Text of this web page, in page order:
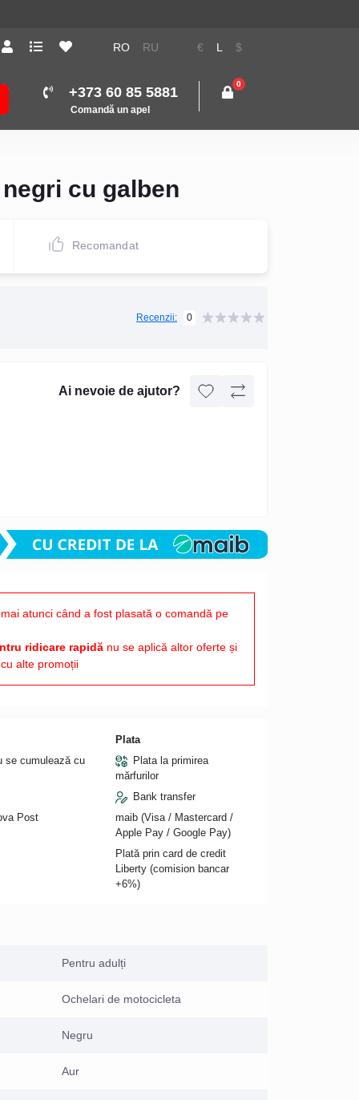
RO RU € L $
+373 60 85 5881
Comandă un apel
0
cu galben
Recomandat
Recenzii: 0
Ai nevoie de ajutor?
atunci când a fost plasată o comandă pe
ridicare rapidănu se aplică altor oferte și
alte promoții
se cumulează cu
Post
Plata
Plata la primirea
mărfurilor
Bank transfer
maib (Visa / Mastercard /
Apple Pay / Google Pay)
Plată prin card de credit
Liberty (comision bancar
+6%)
Pentru adulți
Ochelari de motocicleta
Negru
Aur